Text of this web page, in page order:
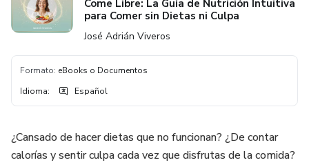
Come Libre: La Guía de Nutrición Intuitiva
para Comer sin Dietas ni Culpa
José Adrián Viveros
Formato: eBooks o Documentos
Idioma: Español
¿Cansado de hacer dietas que no funcionan? ¿De contar
calorías y sentir culpa cada vez que disfrutas de la comida?